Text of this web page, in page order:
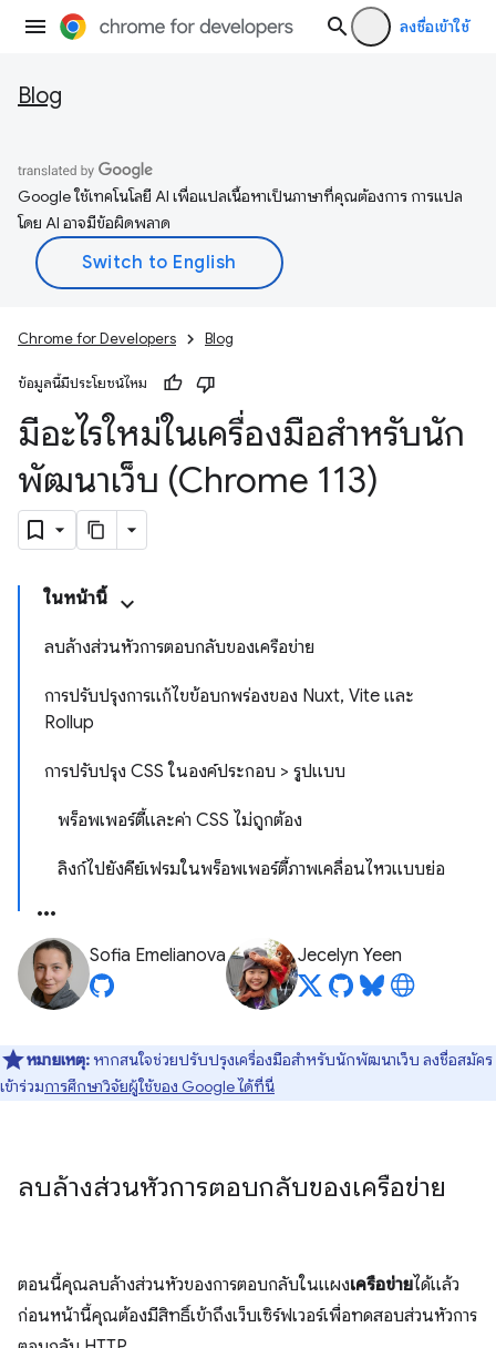
ลงชื่อเข้าใช้
Blog
Google ใช้เทคโนโลยี AI เพื่อแปลเนื้อหาเป็นภาษาที่คุณต้องการ การแปล
โดย AI อาจมีข้อผิดพลาด
Chrome for Developers Blog
ข้อมูลนี้มีประโยชน์ไหม
มีอะไรใหม่ในเครื่องมือสำหรับนัก
พัฒนาเว็บ (Chrome 113)
ในหน้านี้
ลบล้างส่วนหัวการตอบกลับของเครือข่าย
การปรับปรุงการแก้ไขข้อบกพร่องของ Nuxt, Vite และ
Rollup
การปรับปรุง CSS ในองค์ประกอบ > รูปแบบ
พร็อพเพอร์ตี้และค่า CSS ไม่ถูกต้อง
ลิงก์ไปยังคีย์เฟรมในพร็อพเพอร์ตี้ภาพเคลื่อนไหวแบบย่อ
Sofia Emelianova Jecelyn Yeen
หมายเหตุ: หากสนใจช่วยปรับปรุงเครื่องมือสำหรับนักพัฒนาเว็บ ลงชื่อสมัคร
เข้าร่วมการศึกษาวิจัยผู้ใช้ของ Google ได้ที่นี่
ลบล้างส่วนหัวการตอบกลับของเครือข่าย
ตอนนี้คุณลบล้างส่วนหัวของการตอบกลับในแผงเครือข่ายได้แล้ว
ก่อนหน้านี้คุณต้องมีสิทธิ์เข้าถึงเว็บเซิร์ฟเวอร์เพื่อทดสอบส่วนหัวการ